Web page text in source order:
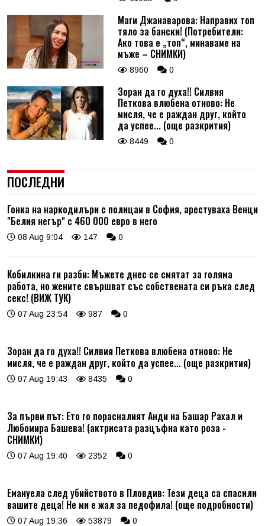
Маги Джанаварова: Направих топ
тяло за бански! (Потребители:
Ако това е „топ“, минаваме на
мъже – СНИМКИ)
8960 0
Зоран да го духа!! Силвия
Петкова влюбена отново: Не
мисля, че е раждан друг, който
да успее... (още разкрития)
8449 0
ПОСЛЕДНИ
Гонка на наркодилъри с полицаи в София, арестуваха Венци
"Белия негър" с 460 000 евро в него
08 Aug 9:04 147 0
Кобилкина ги разби: Мъжете днес се смятат за голяма
работа, но жените свършват със собствената си ръка след
секс! (ВИЖ ТУК)
07 Aug 23:54 987 0
Зоран да го духа!! Силвия Петкова влюбена отново: Не
мисля, че е раждан друг, който да успее... (още разкрития)
07 Aug 19:43 8435 0
За първи път: Ето го порасналият Анди на Башар Рахал и
Любомира Башева! (актрисата разцъфна като роза -
СНИМКИ)
07 Aug 19:40 2352 0
Емануела след убийството в Пловдив: Тези деца са спасили
вашите деца! Не ми е жал за педофила! (още подробности)
07 Aug 19:36 53879 0